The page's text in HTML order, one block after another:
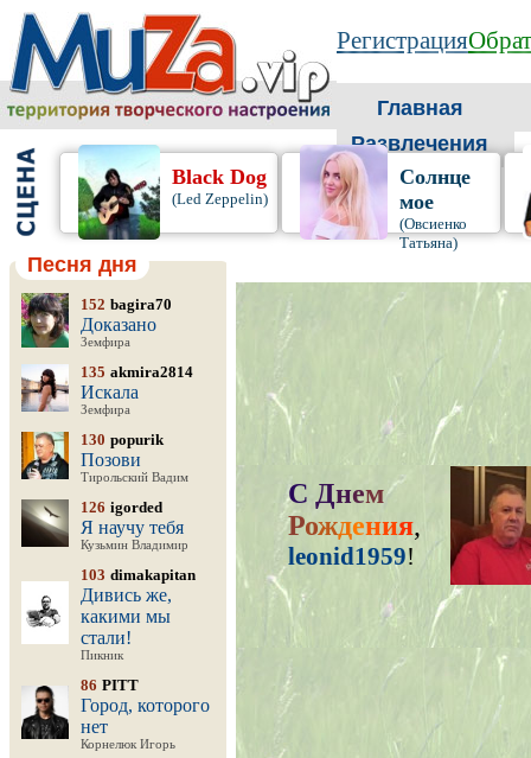
Регистрация
Главная
Развлечения
Black Dog
(Led Zeppelin)
Солнце
мое
(Овсиенко
Татьяна)
Песня дня
152 bagira70
Доказано
Земфира
135 akmira2814
Искала
Земфира
130 popurik
Позови
Тирольский Вадим
126 igorded
Я научу тебя
Кузьмин Владимир
103 dimakapitan
Дивись же,
какими мы
стали!
Пикник
86 PITT
Город, которого
нет
Корнелюк Игорь
С Днем
Рождения,
leonid1959!